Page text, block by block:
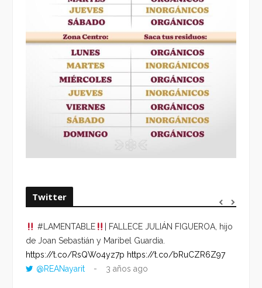
Twitter
#LAMENTABLE
| FALLECE JULIÁN FIGUEROA, hijo
de Joan Sebastián y Maribel Guardia.
https://t.co/RsQWo4yz7p https://t.co/bRuCZR6Z97
@REANayarit
3 años ago